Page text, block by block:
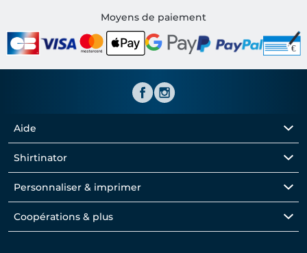
Shirtinator FR
Moyens de paiement
Aide
Shirtinator
Personnaliser & imprimer
Coopérations & plus